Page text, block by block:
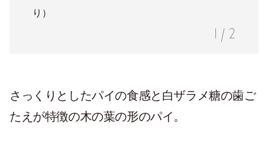
り）
1 / 2
さっくりとしたパイの食感と白ザラメ糖の歯ご
たえが特徴の木の葉の形のパイ。